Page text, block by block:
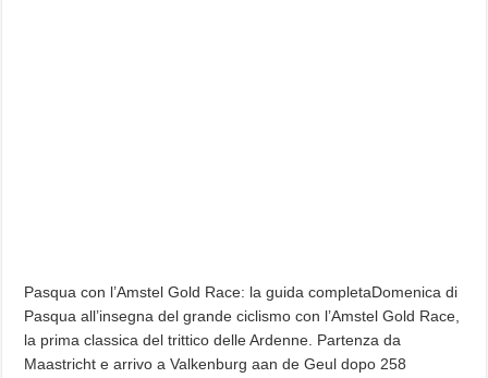
Pasqua con l’Amstel Gold Race: la guida completaDomenica di
Pasqua all’insegna del grande ciclismo con l’Amstel Gold Race,
la prima classica del trittico delle Ardenne. Partenza da
Maastricht e arrivo a Valkenburg aan de Geul dopo 258